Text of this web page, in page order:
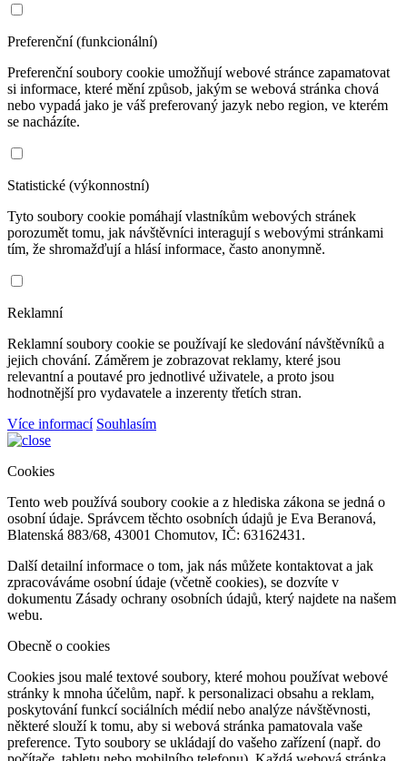
Preferenční (funkcionální)
Preferenční soubory cookie umožňují webové stránce zapamatovat
si informace, které mění způsob, jakým se webová stránka chová
nebo vypadá jako je váš preferovaný jazyk nebo region, ve kterém
se nacházíte.
Statistické (výkonnostní)
Tyto soubory cookie pomáhají vlastníkům webových stránek
porozumět tomu, jak návštěvníci interagují s webovými stránkami
tím, že shromažďují a hlásí informace, často anonymně.
Reklamní
Reklamní soubory cookie se používají ke sledování návštěvníků a
jejich chování. Záměrem je zobrazovat reklamy, které jsou
relevantní a poutavé pro jednotlivé uživatele, a proto jsou
hodnotnější pro vydavatele a inzerenty třetích stran.
Více informací Souhlasím
Cookies
Tento web používá soubory cookie a z hlediska zákona se jedná o
osobní údaje. Správcem těchto osobních údajů je Eva Beranová,
Blatenská 883/68, 43001 Chomutov, IČ: 63162431.
Další detailní informace o tom, jak nás můžete kontaktovat a jak
zpracováváme osobní údaje (včetně cookies), se dozvíte v
dokumentu Zásady ochrany osobních údajů, který najdete na našem
webu.
Obecně o cookies
Cookies jsou malé textové soubory, které mohou používat webové
stránky k mnoha účelům, např. k personalizaci obsahu a reklam,
poskytování funkcí sociálních médií nebo analýze návštěvnosti,
některé slouží k tomu, aby si webová stránka pamatovala vaše
preference. Tyto soubory se ukládají do vašeho zařízení (např. do